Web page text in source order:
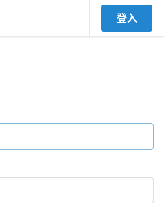
登入